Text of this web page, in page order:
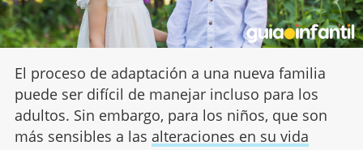
El proceso de adaptación a una nueva familia
puede ser difícil de manejar incluso para los
adultos. Sin embargo, para los niños, que son
más sensibles a las alteraciones en su vida